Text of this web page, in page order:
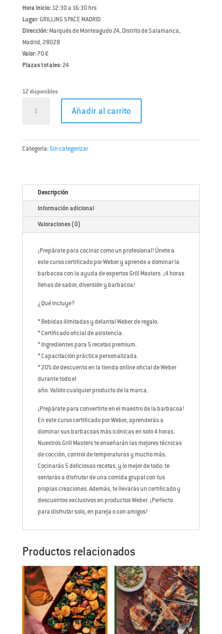
Hora inicio:12:30 a 16:30 hrs
Lugar:GRILLING SPACE MADRID
Dirección:Marqués de Monteagudo 24, Distrito de Salamanca,
Madrid, 28028
Valor:70 €
Plazas totales:24
12 disponibles
BARBACOA
EXPERIENCE
Octubre
cantidad
Añadir al carrito
Categoría:Sin categorizar
Descripción
Información adicional
Valoraciones (0)
¡Prepárate para cocinar como un profesional! Únete a
este curso certificado por Weber y aprende a dominar la
barbacoa con la ayuda de expertos Grill Masters. ¡4 horas
llenas de sabor, diversión y barbacoa!
¿Qué incluye?
* Bebidas ilimitadas y delantal Weber de regalo.
* Certificado oficial de asistencia.
* Ingredientes para 5 recetas premium.
* Capacitación práctica personalizada.
* 20% de descuento en la tienda online oficial de Weber
durante todo el
año. Valido cualquier producto de la marca.
¡Prepárate para convertirte en el maestro de la barbacoa!
En este curso certificado por Weber, aprenderás a
dominar sus barbacoas más icónicas en solo 4 horas.
Nuestros Grill Masters te enseñarán las mejores técnicas
de cocción, control de temperaturas y mucho más.
Cocinarás 5 deliciosas recetas, y lo mejor de todo: te
sentarás a disfrutar de una comida grupal con tus
propias creaciones. Además, te llevarás un certificado y
descuentos exclusivos en productos Weber. ¡Perfecto
para disfrutar solo, en pareja o con amigos!
Productos relacionados